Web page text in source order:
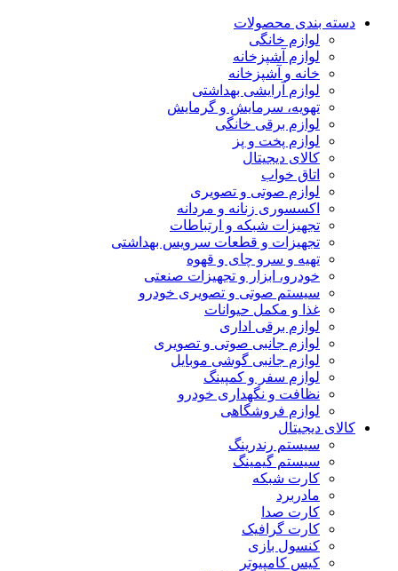
دسته بندی محصولات
لوازم خانگی
لوازم آشپزخانه
خانه و آشپزخانه
لوازم آرایشی بهداشتی
تهویه، سرمایش و گرمایش
لوازم برقی خانگی
لوازم پخت و پز
کالای دیجیتال
اتاق خواب
لوازم صوتی و تصویری
اکسسوری زنانه و مردانه
تجهیزات شبکه و ارتباطات
تجهیزات و قطعات سرویس بهداشتی
تهیه و سرو چای و قهوه
خودرو، ابزار و تجهیزات صنعتی
سیستم صوتی و تصویری خودرو
غذا و مکمل حیوانات
لوازم برقی اداری
لوازم جانبی صوتی و تصویری
لوازم جانبی گوشی موبایل
لوازم سفر و کمپینگ
نظافت و نگهداری خودرو
لوازم فروشگاهی
کالای دیجیتال
سیستم رندرینگ
سیستم گیمینگ
کارت شبکه
مادربرد
کارت صدا
کارت گرافیک
کنسول بازی
کیس کامپیوتر